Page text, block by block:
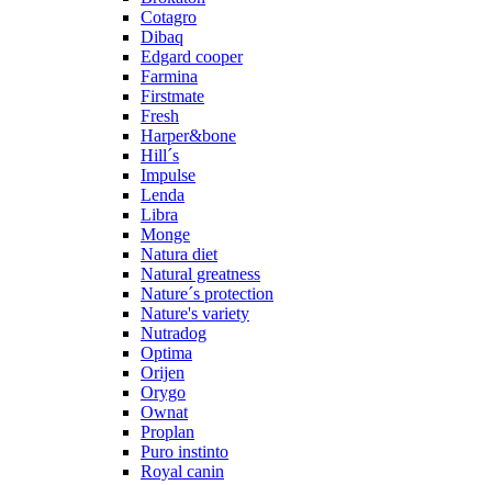
Cotagro
Dibaq
Edgard cooper
Farmina
Firstmate
Fresh
Harper&bone
Hill´s
Impulse
Lenda
Libra
Monge
Natura diet
Natural greatness
Nature´s protection
Nature's variety
Nutradog
Optima
Orijen
Orygo
Ownat
Proplan
Puro instinto
Royal canin